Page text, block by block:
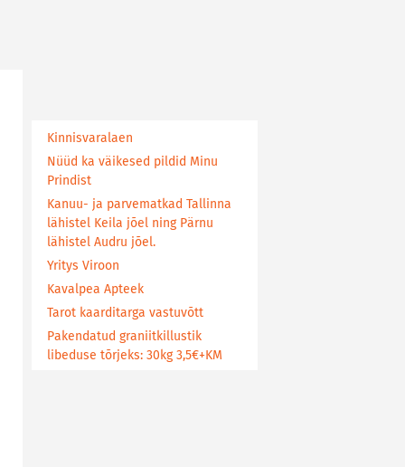
Kinnisvaralaen
Nüüd ka väikesed pildid Minu
Prindist
Kanuu- ja parvematkad Tallinna
lähistel Keila jõel ning Pärnu
lähistel Audru jõel.
Yritys Viroon
Kavalpea Apteek
Tarot kaarditarga vastuvõtt
Pakendatud graniitkillustik
libeduse tõrjeks: 30kg 3,5€+KM